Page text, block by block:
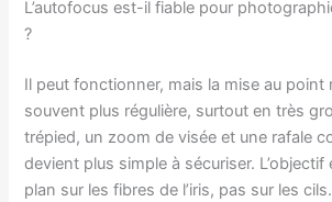
L’autofocus est-il fiable pour
?
Il peut fonctionner, mais la mise au point
souvent plus régulière, surtout en très
trépied, un zoom de visée et une rafale
devient plus simple à sécuriser. L’objectif
plan sur les fibres de l’iris, pas sur les cils.